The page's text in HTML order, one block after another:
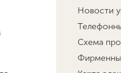
Новости
Схема